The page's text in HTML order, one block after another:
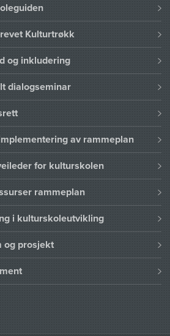
Kulturtrøkk
og inkludering
dialogseminar
av rammeplan
for kulturskolen
rammeplan
i kulturskoleutvikling
og prosjekt